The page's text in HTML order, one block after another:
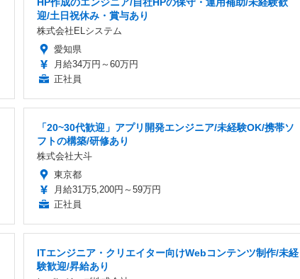
HP作成のエンジニア/自社HPの保守・運用補助/未経験歓
迎/土日祝休み・賞与あり
株式会社ELシステム
愛知県
月給34万円～60万円
正社員
「20~30代歓迎」アプリ開発エンジニア/未経験OK/携帯ソ
フトの構築/研修あり
株式会社大斗
東京都
月給31万5,200円～59万円
正社員
ITエンジニア・クリエイター向けWebコンテンツ制作/未経
験歓迎/昇給あり